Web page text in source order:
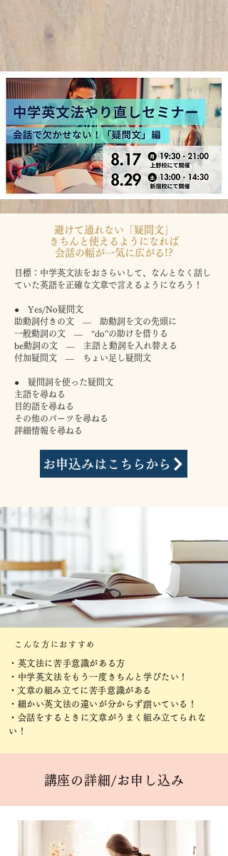
避けて通れない「疑問文」
​きちんと使えるようになれば
​会話の幅が一気に広がる!?
目標：中学英文法をおさらいして、なんとなく話し
ていた英語を正確な文章で言えるようになろう！
● Yes/No疑問文
助動詞付きの文 ― 助動詞を文の先頭に
一般動詞の文 ― “do”の助けを借りる
be動詞の文 ― 主語と動詞を入れ替える
付加疑問文 ― ちょい足し疑問文
● 疑問詞を使った疑問文
主語を尋ねる
目的語を尋ねる
その他のパーツを尋ねる
詳細情報を尋ねる
お申込みはこちらから
こんな方におすすめ
・英文法に苦手意識がある方
・中学英文法をもう一度きちんと学びたい！
​・文章の組み立てに苦手意識がある
・細かい英文法の違いが分からず躓いている！
・会話をするときに文章がうまく組み立てられな
い！
講座の詳細/お申し込み